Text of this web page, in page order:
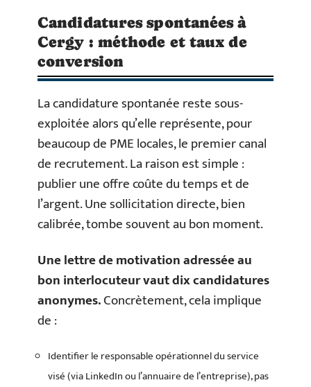
Candidatures spontanées à
Cergy : méthode et taux de
conversion
La candidature spontanée reste sous-
exploitée alors qu’elle représente, pour
beaucoup de PME locales, le premier canal
de recrutement. La raison est simple :
publier une offre coûte du temps et de
l’argent. Une sollicitation directe, bien
calibrée, tombe souvent au bon moment.
Une lettre de motivation adressée au
bon interlocuteur vaut dix candidatures
anonymes.Concrètement, cela implique
de :
Identifier le responsable opérationnel du service
visé (via LinkedIn ou l’annuaire de l’entreprise), pas